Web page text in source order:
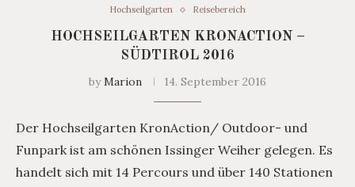
Hochseilgarten Reisebereich
HOCHSEILGARTEN KRONACTION –
SÜDTIROL 2016
byMarion 14. September 2016
Der Hochseilgarten KronAction/ Outdoor- und
Funpark ist am schönen Issinger Weiher gelegen. Es
handelt sich mit 14 Percours und über 140 Stationen